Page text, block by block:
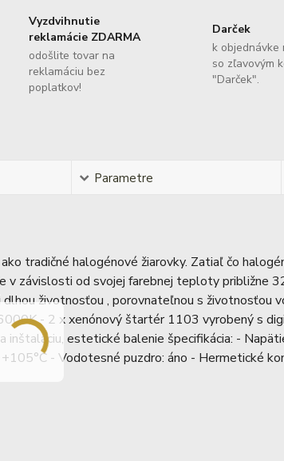
Vyzdvihnutie
reklamácie ZDARMA
odošlite tovar na
reklamáciu bez
poplatkov!
Darček
k objednávke
so zľavovým
"Darček".
Parametre
tradičné halogénové žiarovky. Zatiaľ čo
v závislosti od svojej farebnej teploty približne
životnosťou , porovnateľnou s životnosťou
- 2 x xenónový štartér 1103 vyrobený s
inštaláciu, estetické balenie špecifikácia: -
- Vodotesné puzdro: áno - Hermetické